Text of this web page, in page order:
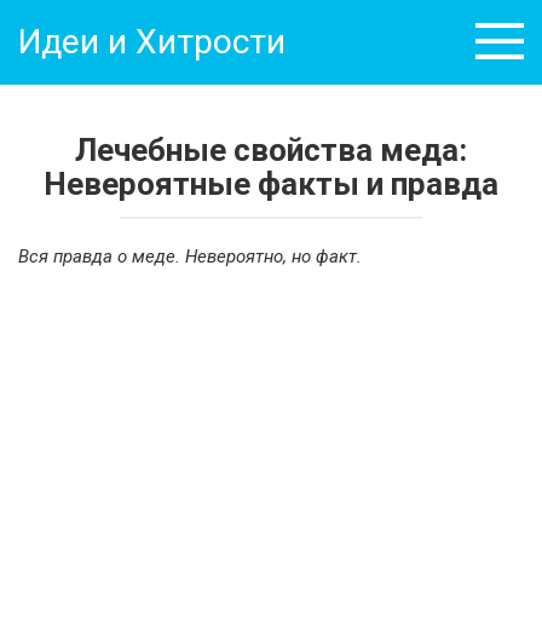
контенту
Идеи и Хитрости
Лечебные свойства меда:
Невероятные факты и правда
Вся правда о меде. Невероятно, но факт.